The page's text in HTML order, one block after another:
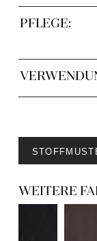
PFLEGE:
WEITERE